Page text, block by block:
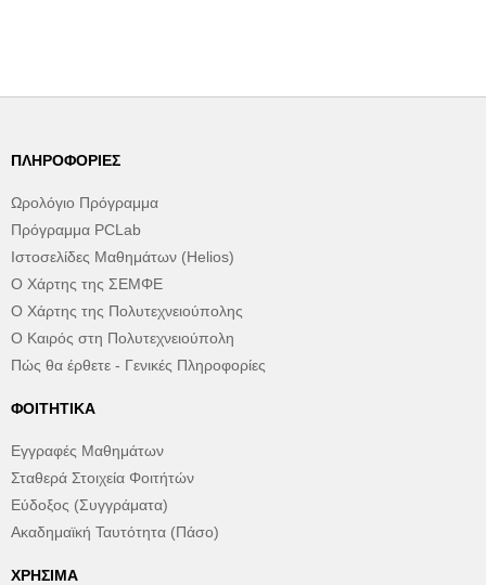
ΠΛΗΡΟΦΟΡΊΕΣ
Ωρολόγιο Πρόγραμμα
Πρόγραμμα PCLab
Ιστοσελίδες Μαθημάτων (Helios)
Ο Χάρτης της ΣΕΜΦΕ
Ο Χάρτης της Πολυτεχνειούπολης
Ο Καιρός στη Πολυτεχνειούπολη
Πώς θα έρθετε - Γενικές Πληροφορίες
ΦΟΙΤΗΤΙΚΆ
Εγγραφές Μαθημάτων
Σταθερά Στοιχεία Φοιτήτών
Εύδοξος (Συγγράματα)
Ακαδημαϊκή Ταυτότητα (Πάσο)
ΧΡΉΣΙΜΑ